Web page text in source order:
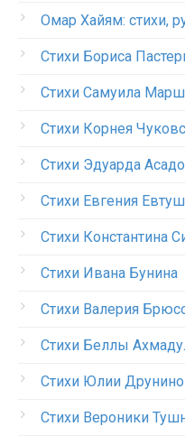
Омар Хайям: стихи,
Стихи Бориса
Стихи Самуила
Стихи Корнея
Стихи Эдуарда
Стихи Евгения
Стихи Константина
Стихи Ивана Бунина
Стихи Валерия
Стихи Беллы
Стихи Юлии
Стихи Вероники